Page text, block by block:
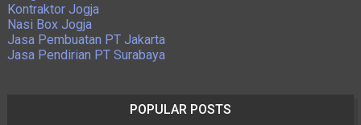
Kontraktor Jogja
Nasi Box Jogja
Jasa Pembuatan PT Jakarta
Jasa Pendirian PT Surabaya
POPULAR POSTS